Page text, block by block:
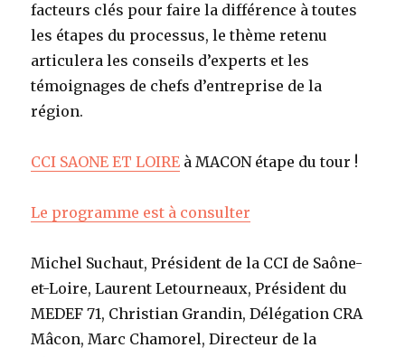
facteurs clés pour faire la différence à toutes
les étapes du processus, le thème retenu
articulera les conseils d’experts et les
témoignages de chefs d’entreprise de la
région.
CCI SAONE ET LOIRE à MACON étape du tour !
Le programme est à consulter
Michel Suchaut, Président de la CCI de Saône-
et-Loire, Laurent Letourneaux, Président du
MEDEF 71, Christian Grandin, Délégation CRA
Mâcon, Marc Chamorel, Directeur de la